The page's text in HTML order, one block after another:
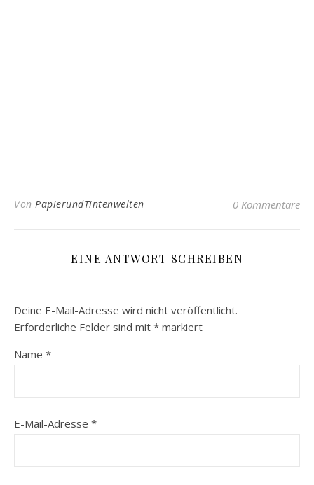
Von PapierundTintenwelten 0 Kommentare
EINE ANTWORT SCHREIBEN
Deine E-Mail-Adresse wird nicht veröffentlicht.
Erforderliche Felder sind mit * markiert
Name *
E-Mail-Adresse *